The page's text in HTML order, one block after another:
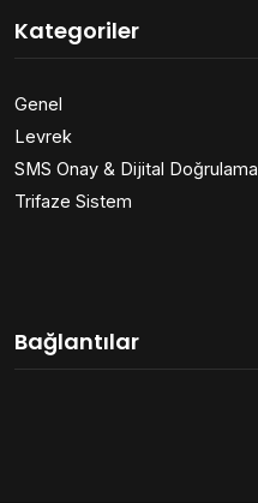
Kategoriler
Genel
Levrek
SMS Onay & Dijital Doğrulama
Trifaze Sistem
Bağlantılar